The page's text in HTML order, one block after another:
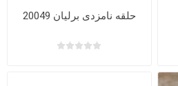
حلقه نامزدی برلیان 20049